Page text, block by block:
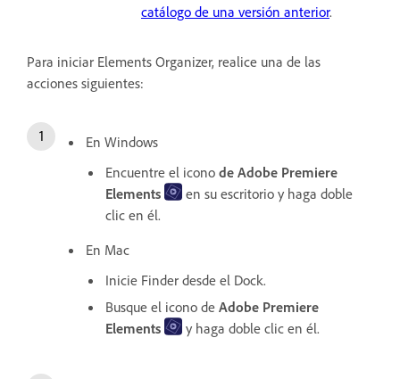
catálogo de una versión anterior.
Para iniciar Elements Organizer, realice una de las
acciones siguientes:
En Windows
Encuentre el icono de Adobe Premiere
Elements
en su escritorio y haga doble
clic en él.
En Mac
Inicie Finder desde el Dock.
Busque el icono de Adobe Premiere
Elements
y haga doble clic en él.